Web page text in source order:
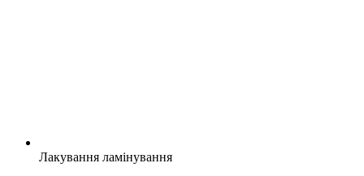
Лакування ламінування